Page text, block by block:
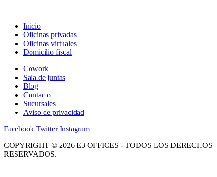
Inicio
Oficinas privadas
Oficinas virtuales
Domicilio fiscal
Cowork
Sala de juntas
Blog
Contacto
Sucursales
Aviso de privacidad
Facebook Twitter Instagram
COPYRIGHT © 2026 E3 OFFICES - TODOS LOS DERECHOS
RESERVADOS.